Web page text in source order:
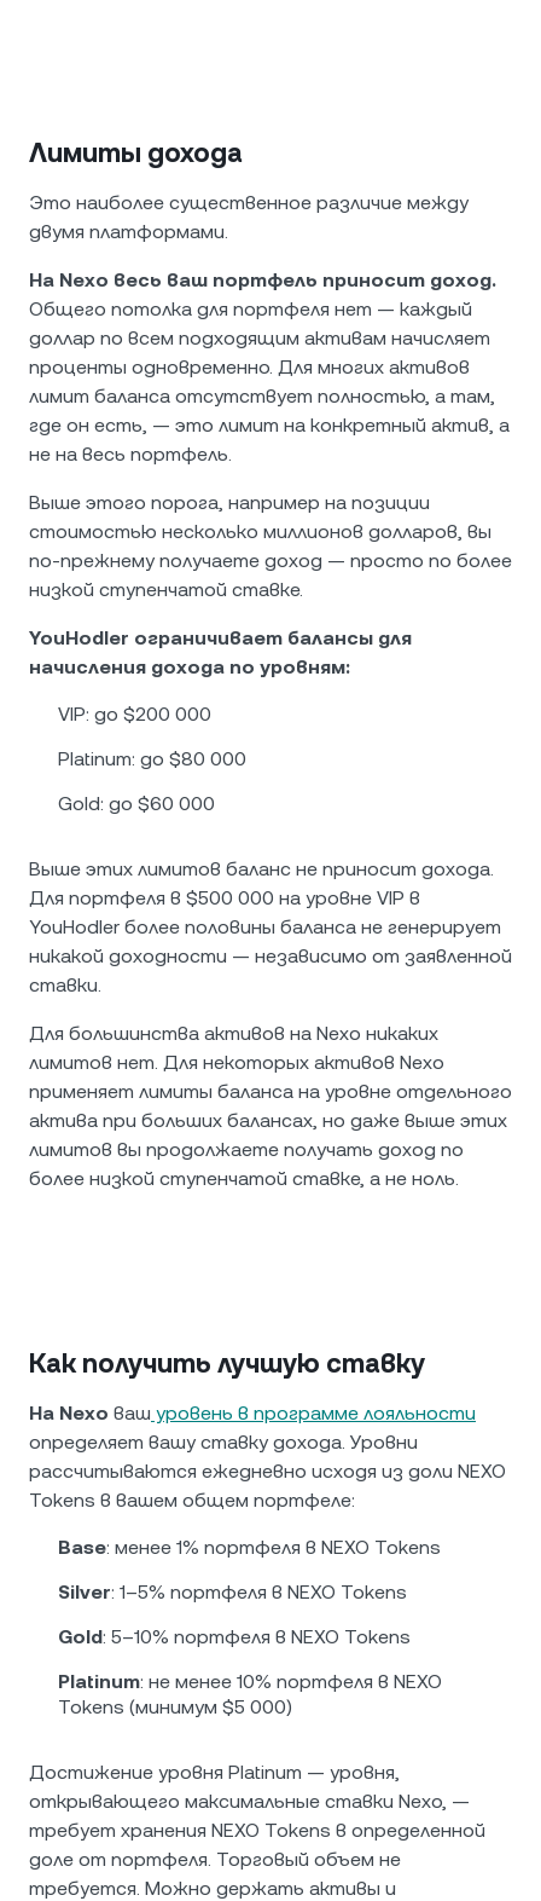
Лимиты дохода
Это наиболее существенное различие между
двумя платформами.
На Nexo весь ваш портфель приносит доход.
Общего потолка для портфеля нет — каждый
доллар по всем подходящим активам начисляет
проценты одновременно. Для многих активов
лимит баланса отсутствует полностью, а там,
где он есть, — это лимит на конкретный актив, а
не на весь портфель.
Выше этого порога, например на позиции
стоимостью несколько миллионов долларов, вы
по-прежнему получаете доход — просто по более
низкой ступенчатой ставке.
YouHodler ограничивает балансы для
начисления дохода по уровням:
VIP: до $200 000
Platinum: до $80 000
Gold: до $60 000
Выше этих лимитов баланс не приносит дохода.
Для портфеля в $500 000 на уровне VIP в
YouHodler более половины баланса не генерирует
никакой доходности — независимо от заявленной
ставки.
Для большинства активов на Nexo никаких
лимитов нет. Для некоторых активов Nexo
применяет лимиты баланса на уровне отдельного
актива при больших балансах, но даже выше этих
лимитов вы продолжаете получать доход по
более низкой ступенчатой ставке, а не ноль.
Как получить лучшую ставку
На Nexo ваш уровень в программе лояльности
определяет вашу ставку дохода. Уровни
рассчитываются ежедневно исходя из доли NEXO
Tokens в вашем общем портфеле:
Base: менее 1% портфеля в NEXO Tokens
Silver: 1–5% портфеля в NEXO Tokens
Gold: 5–10% портфеля в NEXO Tokens
Platinum: не менее 10% портфеля в NEXO
Tokens (минимум $5 000)
Достижение уровня Platinum — уровня,
открывающего максимальные ставки Nexo, —
требует хранения NEXO Tokens в определенной
доле от портфеля. Торговый объем не
требуется. Можно держать активы и